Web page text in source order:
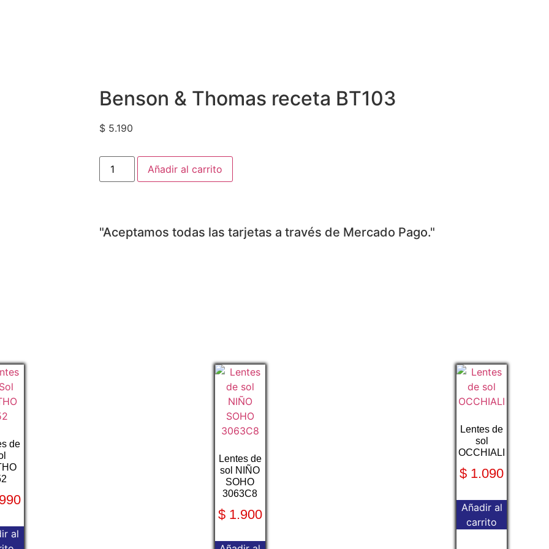
Benson & Thomas receta BT103
$ 5.190
Añadir al carrito
"Aceptamos todas las tarjetas a través de Mercado Pago."
de
al
Lentes de
sol NIÑO
SOHO
3063C8
$1.900
Lentes de
sol
OCCHIALI
$ 1.090
Añadir al
carrito